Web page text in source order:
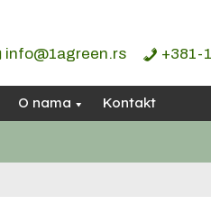
info@1agreen.rs +381-
O nama Kontakt